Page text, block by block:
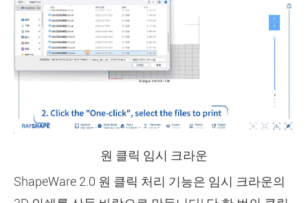
원 클릭 임시 크라운
ShapeWare 2.0 원 클릭 처리 기능은 임시 크라운의